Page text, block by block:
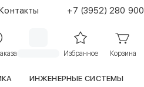
+7 (3952) 280 900
Избранное Корзина
ИНЖЕНЕРНЫЕ СИСТЕМЫ